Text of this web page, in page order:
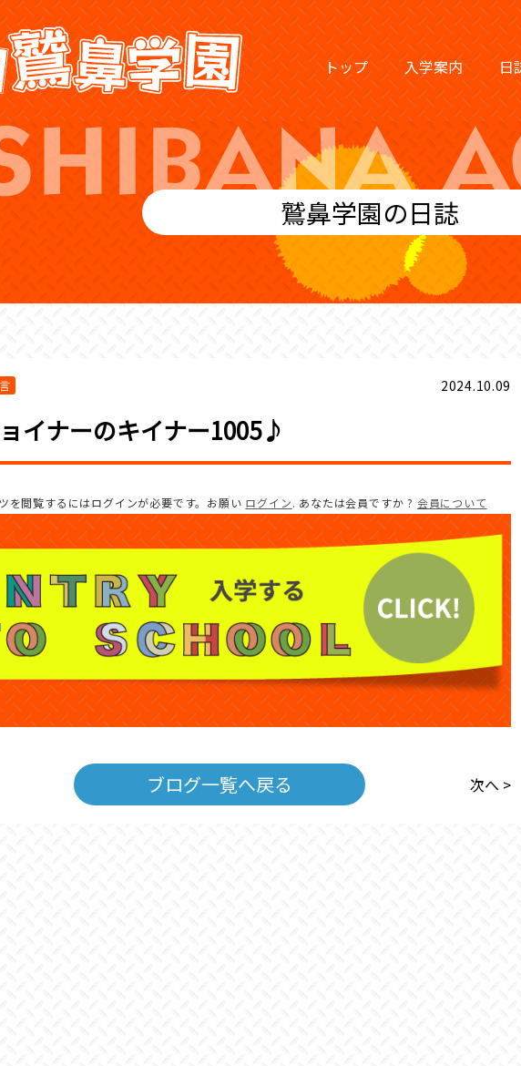
トップ 入学案内 日
鷲鼻学園の日誌
2024.10.09
イナーのキイナー1005♪
を閲覧するにはログインが必要です。お願い ログイン. あなたは会員ですか ? 会員について
ブログ一覧へ戻る 次へ >